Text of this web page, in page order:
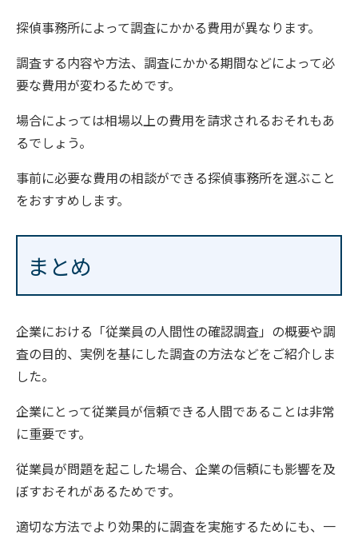
探偵事務所によって調査にかかる費用が異なります。
調査する内容や方法、調査にかかる期間などによって必
要な費用が変わるためです。
場合によっては相場以上の費用を請求されるおそれもあ
るでしょう。
事前に必要な費用の相談ができる探偵事務所を選ぶこと
をおすすめします。
まとめ
企業における「従業員の人間性の確認調査」の概要や調
査の目的、実例を基にした調査の方法などをご紹介しま
した。
企業にとって従業員が信頼できる人間であることは非常
に重要です。
従業員が問題を起こした場合、企業の信頼にも影響を及
ぼすおそれがあるためです。
適切な方法でより効果的に調査を実施するためにも、一